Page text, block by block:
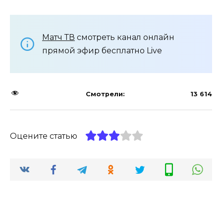
Матч ТВ смотреть канал онлайн
прямой эфир бесплатно Live
Смотрели: 13 614
Оцените статью